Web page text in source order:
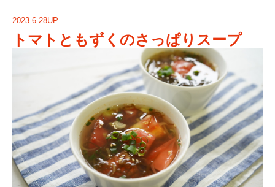
2023.6.28UP
トマトともずくのさっぱりスープ